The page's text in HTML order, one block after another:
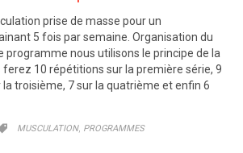
prise de masse pour un
5 fois par semaine. Organisation du
programme nous utilisons le principe de la
ferez 10 répétitions sur la première série, 9
la troisième, 7 sur la quatrième et enfin 6
CATEGORY
MUSCULATION, PROGRAMMES